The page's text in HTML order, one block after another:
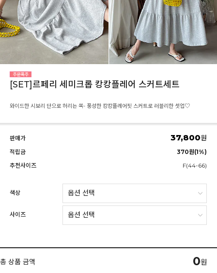
[SET]르페리 세미크롭 캉캉플레어 스커트세트
와이드한 시보리 단으로 허리는 쏙- 풍성한 캉캉플레어핏 스커트로 러블리한 셋업♡
판매가 37,800원
적립금
370원(1%)
추천사이즈
F(44-66)
색상
사이즈
총 상품 금액 0원